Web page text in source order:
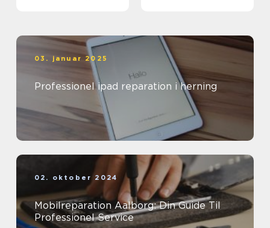
03. januar 2025
Professionel ipad reparation i herning
02. oktober 2024
Mobilreparation Aalborg: Din Guide Til
Professionel Service